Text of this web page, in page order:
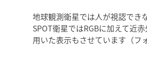
地球観測衛星では人が視認でき
SPOT衛星ではRGBに加えて近
用いた表示もさせています（フ